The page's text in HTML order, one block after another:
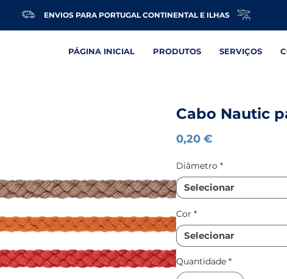
ENVIOS PARA PORTUGAL CONTINENTAL E ILHAS
PÁGINA INICIAL PRODUTOS SERVIÇOS
Cabo Nautic
0,20 €
Diâmetro *
Selecionar
Cor *
Selecionar
Quantidade *